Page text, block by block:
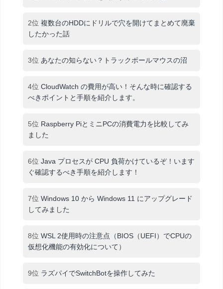
2位 複数台のHDDにドリルで穴を開けてまとめて廃棄
したかった話
3位 あなたの知らない？トラックボールマウスの沼
4位 CloudWatch の費用が高い！そんな時に確認する
べきポイントと手順を紹介します。
5位 Raspberry PiとミニPCの消費電力を比較してみ
ました
6位 Java プロセスが CPU 負荷かけているぞ！います
ぐ確認するべき手順を紹介します！
7位 Windows 10 から Windows 11 にアップグレード
してみました
8位 WSL 2使用時の注意点（BIOS（UEFI）でCPUの
仮想化機能の有効化について）
9位 ラズパイでSwitchBotを操作してみた